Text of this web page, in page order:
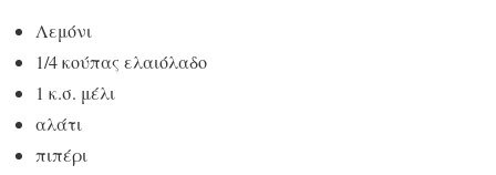
Λεμόνι
1/4 κούπας ελαιόλαδο
1 κ.σ. μέλι
αλάτι
πιπέρι